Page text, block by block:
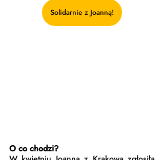
Solidarnie z Joanną!
O co chodzi?